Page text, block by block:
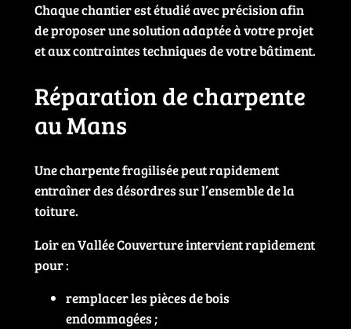
Chaque chantier est étudié avec précision afin
de proposer une solution adaptée à votre projet
et aux contraintes techniques de votre bâtiment.
Réparation de charpente
au Mans
Une charpente fragilisée peut rapidement
entraîner des désordres sur l’ensemble de la
toiture.
Loir en Vallée Couverture intervient rapidement
pour :
remplacer les pièces de bois
endommagées ;